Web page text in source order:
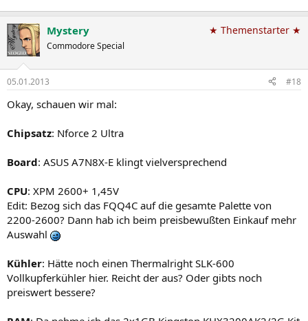
Mystery
Commodore Special
★ Themenstarter ★
05.01.2013 #18
Okay, schauen wir mal:
Chipsatz: Nforce 2 Ultra
Board: ASUS A7N8X-E klingt vielversprechend
CPU: XPM 2600+ 1,45V
Edit: Bezog sich das FQQ4C auf die gesamte Palette von
2200-2600? Dann hab ich beim preisbewußten Einkauf mehr
Auswahl
Kühler: Hätte noch einen Thermalright SLK-600
Vollkupferkühler hier. Reicht der aus? Oder gibts noch
preiswert bessere?